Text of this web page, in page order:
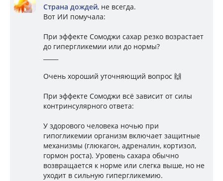
Страна дождей, не всегда.
Вот ИИ помучала:
При эффекте Сомоджи сахар резко возрастает
до гипергликемии или до нормы?
Очень хороший уточняющий вопрос 🙌
При эффекте Сомоджи всё зависит от силы
контринсулярного ответа:
У здорового человека ночью при
гипогликемии организм включает защитные
механизмы (глюкагон, адреналин, кортизол,
гормон роста). Уровень сахара обычно
возвращается к норме или слегка выше, но не
уходит в сильную гипергликемию.